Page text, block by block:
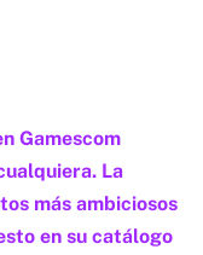
Gamescom
La
más ambiciosos
en su catálogo